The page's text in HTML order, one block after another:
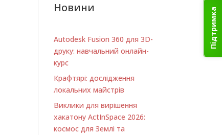
Підтримка
Новини
Autodesk Fusion 360 для 3D-
друку: навчальний онлайн-
курс
Крафтярі: дослідження
локальних майстрів
Виклики для вирішення
хакатону ActInSpace 2026:
космос для Землі та